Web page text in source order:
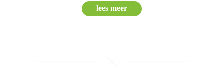
lees meer